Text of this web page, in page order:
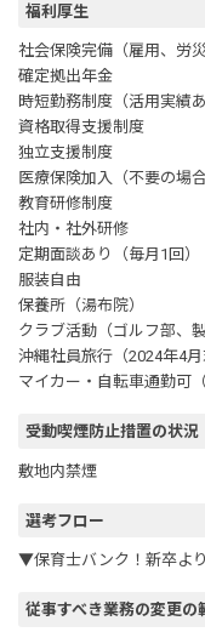
福利厚生
社会保険完備（雇用、労
確定拠出年金
時短勤務制度（活用実績あ
資格取得支援制度
独立支援制度
医療保険加入（不要の場
教育研修制度
社内・社外研修
定期面談あり（毎月1回）
服装自由
保養所（湯布院）
クラブ活動（ゴルフ部、
沖縄社員旅行（2024年4月
マイカー・自転車通勤可
受動喫煙防止措置の状況
敷地内禁煙
選考フロー
▼保育士バンク！新卒よ
従事すべき業務の変更の